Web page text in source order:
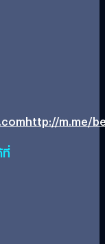
http://m.me/